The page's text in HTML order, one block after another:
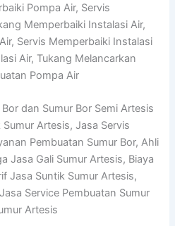
Pompa Air, Servis
Memperbaiki Instalasi Air,
Servis Memperbaiki Instalasi
Air, Tukang Melancarkan
Pompa Air
dan Sumur Bor Semi Artesis
Artesis, Jasa Servis
Pembuatan Sumur Bor, Ahli
Jasa Gali Sumur Artesis, Biaya
Jasa Suntik Sumur Artesis,
Service Pembuatan Sumur
Artesis